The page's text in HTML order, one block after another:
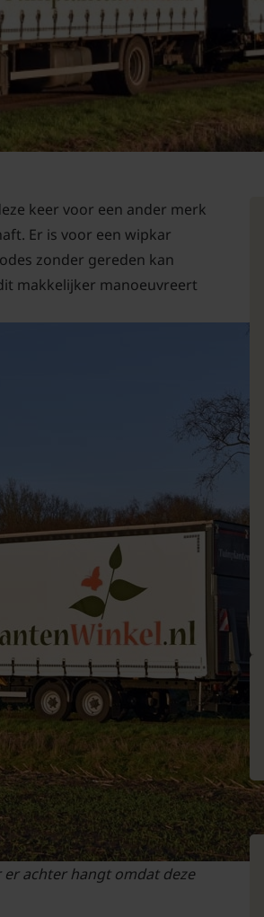
keer voor een ander merk
Er is voor een wipkar
zonder gereden kan
makkelijker manoeuvreert
achter hangt omdat deze